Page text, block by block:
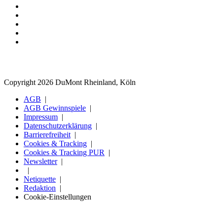
Copyright 2026 DuMont Rheinland, Köln
AGB
AGB Gewinnspiele
Impressum
Datenschutzerklärung
Barrierefreiheit
Cookies & Tracking
Cookies & Tracking PUR
Newsletter
Netiquette
Redaktion
Cookie-Einstellungen